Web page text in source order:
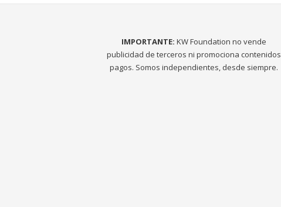
IMPORTANTE: KW Foundation no vende
publicidad de terceros ni promociona contenidos
pagos. Somos independientes, desde siempre.